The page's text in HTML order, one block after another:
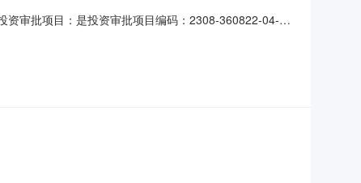
资审批项目：是投资审批项目编码：2308-360822-04-
请直选+竞价直购企业：江西致和工程检测有